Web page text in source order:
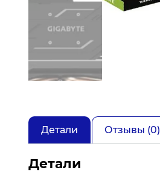
Детали Отзывы (0)
Детали